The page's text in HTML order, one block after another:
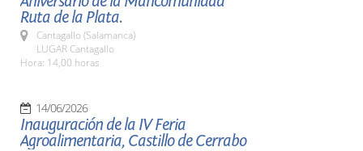
Ruta de la Plata.
Cantagallo (Salamanca)
LUGAR Cantagallo
Hora: 14,00 horas
14/06/2026
Inauguración de la IV Feria
Agroalimentaria, Castillo de Cerrabo